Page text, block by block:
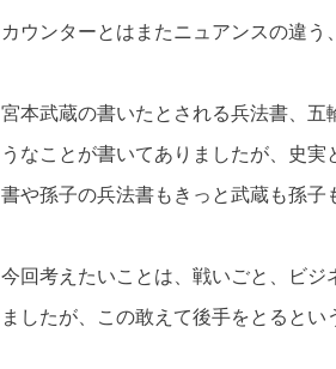
カウンターとはまたニュアンスの違う
宮本武蔵の書いたとされる兵法書、
うなことが書いてありましたが、史
書や孫子の兵法書もきっと武蔵も孫子
今回考えたいことは、戦いごと、ビ
ましたが、この敢えて後手をとるとい